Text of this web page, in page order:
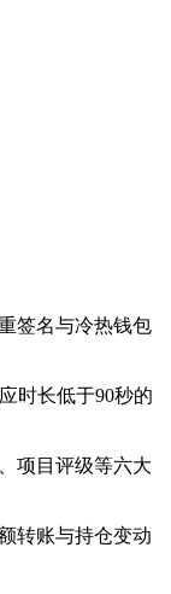
签名与冷热钱包
时长低于90秒的
项目评级等六大
转账与持仓变动